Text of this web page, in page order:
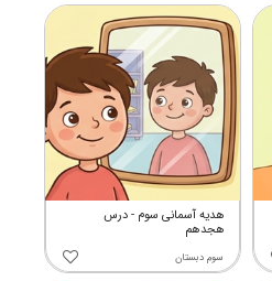
هدیه آسمانی سوم - درس
هجدهم
سوم دبستان